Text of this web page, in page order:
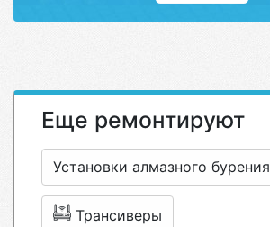
Еще ремонтируют
Установки алмазного бурения
Трансиверы